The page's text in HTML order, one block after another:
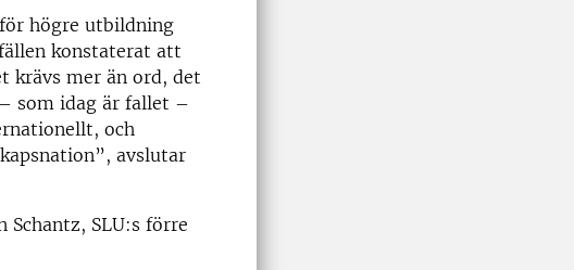
högre utbildning
konstaterat att
krävs mer än ord, det
som idag är fallet –
och
avslutar
SLU:s förre